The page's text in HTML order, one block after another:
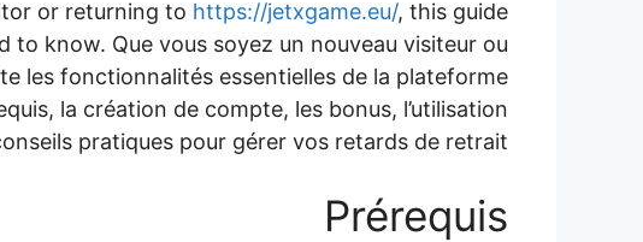
or returning to https://jetxgame.eu/, this guide
to know. Que vous soyez un nouveau visiteur ou
les fonctionnalités essentielles de la plateforme
la création de compte, les bonus, l’utilisation
pratiques pour gérer vos retards de retrait.
Prérequis